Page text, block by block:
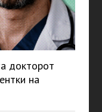
докторот
на